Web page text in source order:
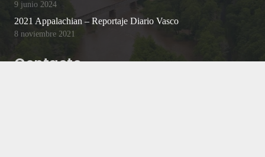
9 junio 2024
2021 Appalachian – Reportaje Diario Vasco
8 noviembre 2021
Contacto